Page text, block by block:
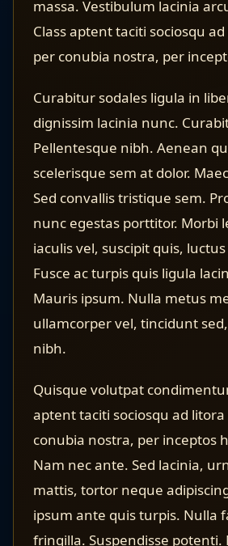
massa. Vestibulum lacinia
Class aptent taciti sociosqu
per conubia nostra, per
Curabitur sodales ligula in
dignissim lacinia nunc.
Pellentesque nibh. Aenean
scelerisque sem at dolor.
Sed convallis tristique sem.
nunc egestas porttitor. Morbi
iaculis vel, suscipit quis,
Fusce ac turpis quis ligula
Mauris ipsum. Nulla metus
ullamcorper vel, tincidunt
nibh.
Quisque volutpat
aptent taciti sociosqu ad
conubia nostra, per inceptos
Nam nec ante. Sed lacinia,
mattis, tortor neque
ipsum ante quis turpis. Nulla
fringilla. Suspendisse